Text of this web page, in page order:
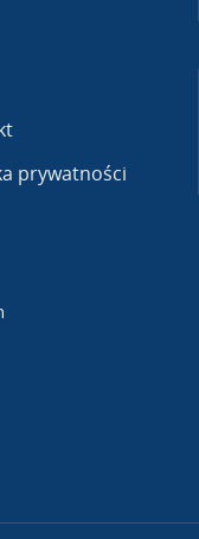
prywatności